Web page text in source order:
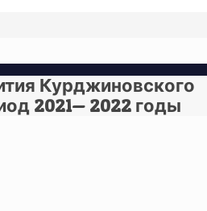
Курджиновского
2021— 2022 годы